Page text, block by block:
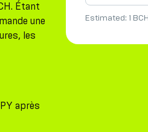
Étant
une
les
après
Estimated: 1